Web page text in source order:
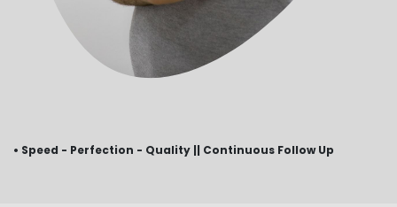
• Speed - Perfection - Quality || Continuous Follow Up